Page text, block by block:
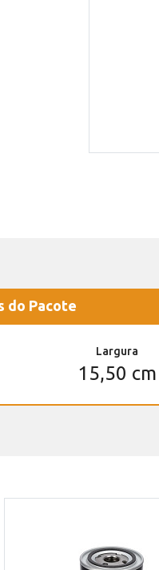
do Pacote
Largura
15,50 cm